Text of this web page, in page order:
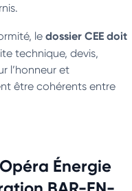
le dossier CEE doit
technique, devis,
l’honneur et
être cohérents entre
Énergie